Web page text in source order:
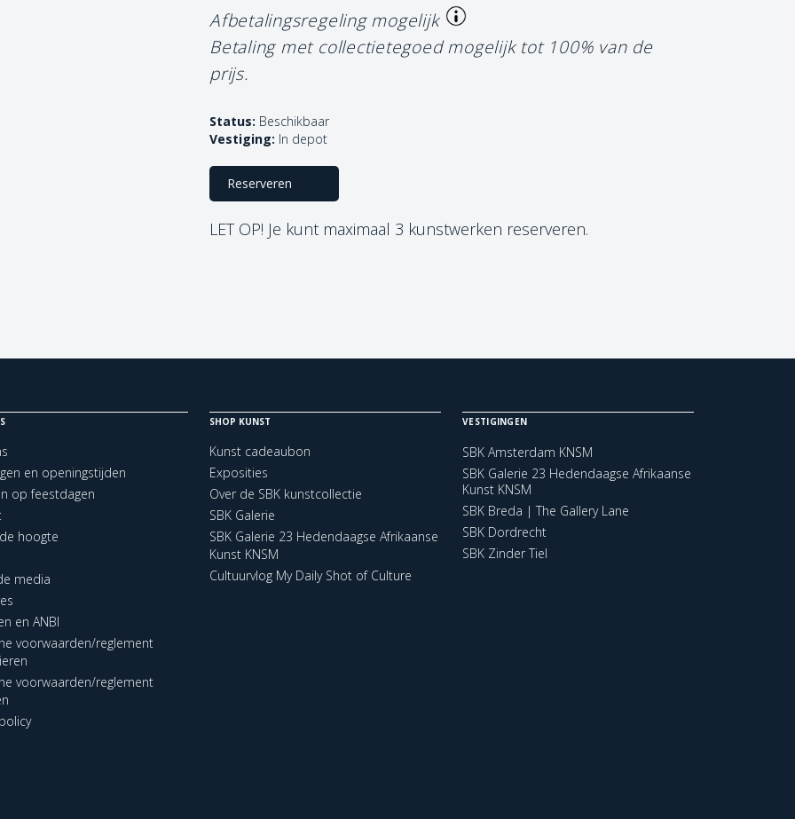
Afbetalingsregeling mogelijk
Betaling met collectietegoed mogelijk tot 100% van de
prijs.
Status: Beschikbaar
Vestiging: In depot
Reserveren
LET OP! Je kunt maximaal 3 kunstwerken reserveren.
en openingstijden
op feestdagen
hoogte
media
en ANBI
voorwaarden/reglement
voorwaarden/reglement
SHOP KUNST
Kunst cadeaubon
Exposities
Over de SBK kunstcollectie
SBK Galerie
SBK Galerie 23 Hedendaagse Afrikaanse
Kunst KNSM
Cultuurvlog My Daily Shot of Culture
VESTIGINGEN
SBK Amsterdam KNSM
SBK Galerie 23 Hedendaagse Afrikaanse
Kunst KNSM
SBK Breda | The Gallery Lane
SBK Dordrecht
SBK Zinder Tiel